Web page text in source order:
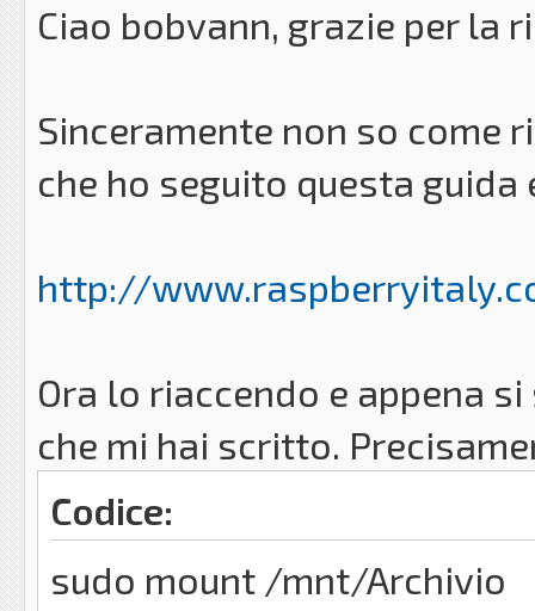
Ciao bobvann, grazie per la
Sinceramente non so come
che ho seguito questa
http://
Ora lo riaccendo e appena
che mi hai scritto.
Codice:
sudo mount /mnt/Archivio